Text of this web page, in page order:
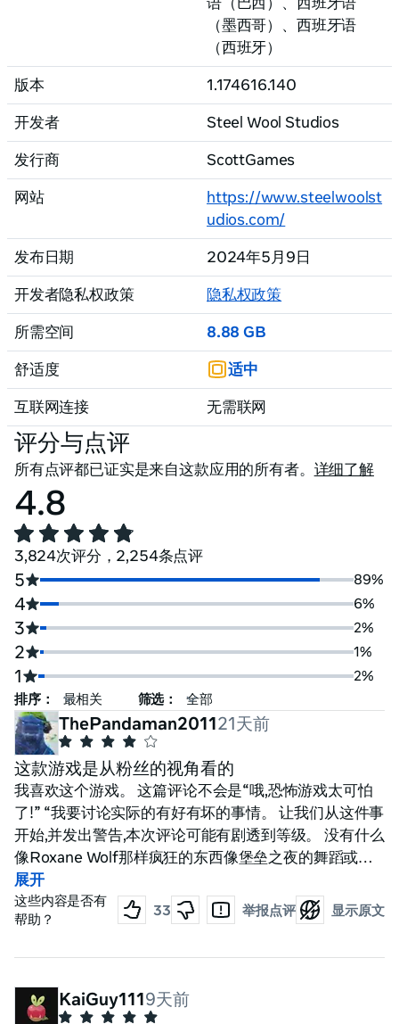
（墨西哥） 、西班牙语
（西班牙）
版本
1.174616.140
开发者
Steel Wool Studios
发行商
ScottGames
网站
https://www.steelwoolst
udios.com/
发布日期
2024年5月9日
开发者隐私权政策
隐私权政策
所需空间
8.88 GB
舒适度
适中
互联网连接
无需联网
评分与点评
所有点评都已证实是来自这款应用的所有者。 详细了解
4.8
3,824次评分，2,254条点评
5 89%
4 6%
3 2%
2 1%
1
2%
排序：
筛选：
ThePandaman201121天前
这款游戏是从粉丝的视角看的
我喜欢这个游戏。 这篇评论不会是“哦,恐怖游戏太可怕
了!” “我要讨论实际的有好有坏的事情。 让我们从这件事
开始,并发出警告,本次评论可能有剧透到等级。 没有什么
像Roxane Wolf那样疯狂的东西像堡垒之夜的舞蹈或
smth。 所以,关卡是有趣和具有挑战性的! 旋转木马上有
一个月亮追着你,感觉就像是和你修理东西,用手电筒闪烁
月亮。 用glamrock Freddy的冷藏是一个有趣的级别,你
助弗雷迪,耶的水平结束了! 好了,现在对坏人说! 有一个关
卡被打破了。 这叫做披萨披萨披萨,你必须做披萨,有时把
展开
这些内容是否有
帮助？
33 举报点评 显示原文
KaiGuy1119天前